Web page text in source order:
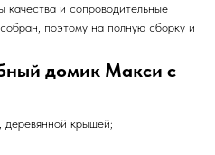
качества и сопроводительные
поэтому на полную сборку и
домик Макси с
деревянной крышей;